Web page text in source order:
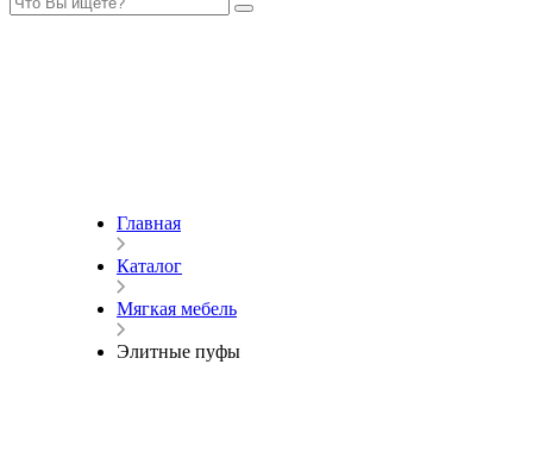
Главная
Каталог
Мягкая мебель
Элитные пуфы